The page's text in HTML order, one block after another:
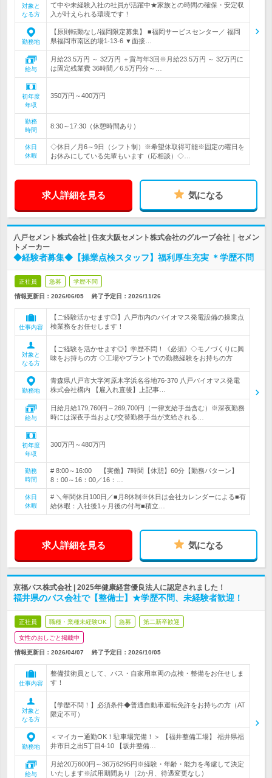
対象と
なる方
て中や未経験入社の社員が活躍中★家族との時間の確保・安定収
入が叶えられる環境です！
勤務地
【原則転勤なし/福岡限定募集】 ■福岡サービスセンター／ 福岡
県福岡市南区的場1-13-6 ▼面接…
給与
月給23.5万円 ～ 32万円 ＋賞与年3回※月給23.5万円 ～ 32万円に
は固定残業費 36時間／6.5万円分～…
初年度
年収
350万円～400万円
勤務
時間
8:30～17:30（休憩時間あり）
休日
休暇
◇休日／月6～9日（シフト制）※希望休取得可能※固定の曜日を
お休みにしている先輩もいます（応相談）◇…
求人詳細を見る 気になる
八戸セメント株式会社 | 住友大阪セメント株式会社のグループ会社｜セメン
トメーカー
◆経験者募集◆【操業点検スタッフ】福利厚生充実 ＊学歴不問
正社員 急募 学歴不問
情報更新日：2026/06/05 終了予定日： 2026/11/26
仕事内容
【ご経験活かせます◎】八戸市内のバイオマス発電設備の操業点
検業務をお任せします！
対象と
なる方
【ご経験を活かせます◎】学歴不問！《必須》◇モノづくりに興
味をお持ちの方 ◇工場やプラントでの勤務経験をお持ちの方
勤務地
青森県八戸市大字河原木字浜名谷地76-370 八戸バイオマス発電
株式会社構内 【雇入れ直後】上記事…
給与
日給月給179,760円～269,700円（一律支給手当含む）※深夜勤務
時には深夜手当および交替勤務手当が支給される…
初年度
年収
300万円～480万円
勤務
時間
# 8:00～16:00 【実働】7時間【休憩】60分【勤務パターン】
8：00～16：00／16：…
休日
休暇
# ＼年間休日100日／■月8休制※休日は会社カレンダーによる■有
給休暇：入社後1ヶ月後の付与■積立…
求人詳細を見る 気になる
京福バス株式会社 | 2025年健康経営優良法人に認定されました！
福井県のバス会社で【整備士】★学歴不問、未経験者歓迎！
正社員 職種・業種未経験OK 急募 第二新卒歓迎
女性のおしごと掲載中
情報更新日：2026/04/07 終了予定日： 2026/10/05
仕事内容
整備技術員として、バス・自家用車両の点検・整備をお任せしま
す！
対象と
なる方
【学歴不問！】必須条件◆普通自動車運転免許をお持ちの方（AT
限定不可）
勤務地
＜マイカー通勤OK！駐車場完備！＞ 【福井整備工場】 福井県福
井市日之出5丁目4‐10 【坂井整備…
給与
月給20万600円～36万6295円※経験・年齢・能力を考慮して決定
いたします※試用期間あり（2か月、待遇変更なし）